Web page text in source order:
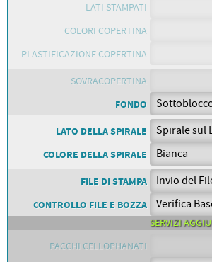
DORSALI TARGHE
PETTORALI NUMERI DA
PETTORALI CON NOME ATLETA
NUMERI DA GARA MTB
LATI STAMPATI
COLORI COPERTINA
PLASTIFICAZIONE COPERTINA
SOVRACOPERTINA
FONDO
LATO DELLA SPIRALE
COLORE DELLA SPIRALE
FILE DI STAMPA
CONTROLLO FILE E BOZZA
SERVIZI
PACCHI CELLOPHANATI